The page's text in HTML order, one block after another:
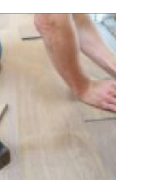
komfort och
under många år. I
med
yta,
berggrund
h...